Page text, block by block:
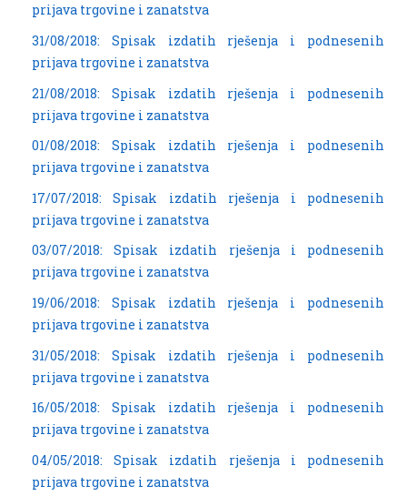
prijava trgovine i zanatstva
31/08/2018: Spisak izdatih rješenja i podnesenih
prijava trgovine i zanatstva
21/08/2018: Spisak izdatih rješenja i podnesenih
prijava trgovine i zanatstva
01/08/2018: Spisak izdatih rješenja i podnesenih
prijava trgovine i zanatstva
17/07/2018: Spisak izdatih rješenja i podnesenih
prijava trgovine i zanatstva
03/07/2018: Spisak izdatih rješenja i podnesenih
prijava trgovine i zanatstva
19/06/2018: Spisak izdatih rješenja i podnesenih
prijava trgovine i zanatstva
31/05/2018: Spisak izdatih rješenja i podnesenih
prijava trgovine i zanatstva
16/05/2018: Spisak izdatih rješenja i podnesenih
prijava trgovine i zanatstva
04/05/2018: Spisak izdatih rješenja i podnesenih
prijava trgovine i zanatstva